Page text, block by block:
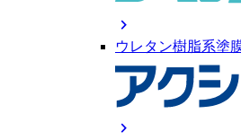
chevron_right
ウレタン樹脂系塗
chevron_right